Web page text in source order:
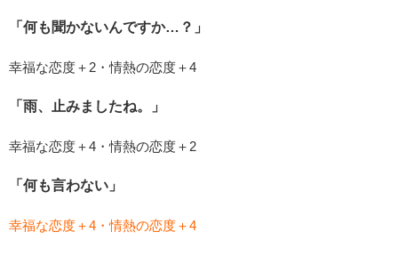
「何も聞かないんですか…？」
幸福な恋度＋2・情熱の恋度＋4
「雨、止みましたね。」
幸福な恋度＋4・情熱の恋度＋2
「何も言わない」
幸福な恋度＋4・情熱の恋度＋4